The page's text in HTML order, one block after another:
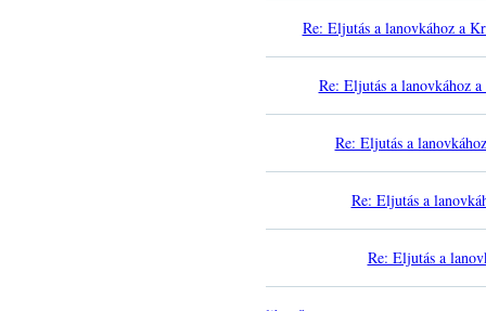
Re: Eljutás a lanovkához a
Re: Eljutás a lanovkához
Re: Eljutás a
Re: Eljutás a
Re: Eljutás a